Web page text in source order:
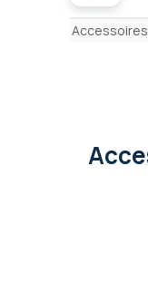
Accessoires